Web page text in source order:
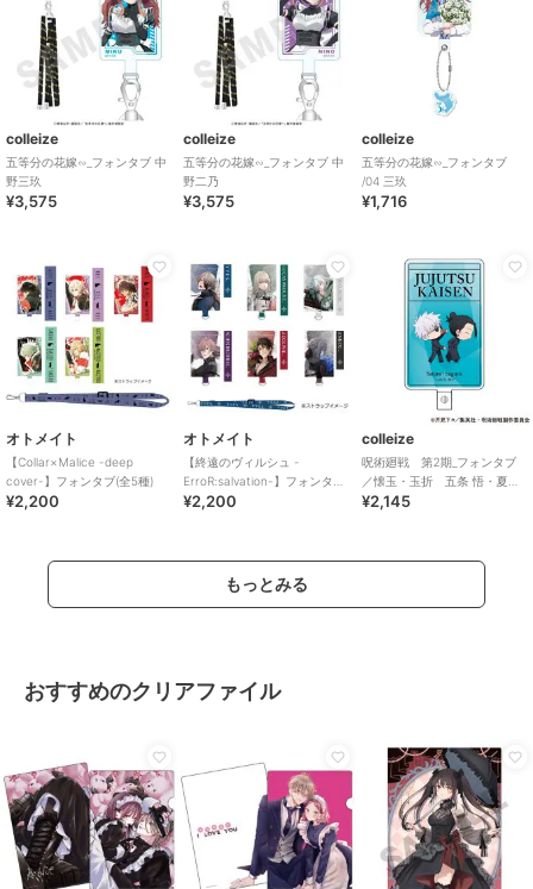
colleize
五等分の花嫁∽_フォンタブ 中
野三玖
¥3,575
colleize
五等分の花嫁∽_フォンタブ 中
野二乃
¥3,575
colleize
五等分の花嫁∽_フォンタブ
/04 三玖
¥1,716
オトメイト
【Collar×Malice -deep
cover-】フォンタブ(全5種)
¥2,200
オトメイト
【終遠のヴィルシュ -
ErroR:salvation-】フォンタブ
(全6種)
¥2,200
colleize
呪術廻戦 第2期_フォンタブ
／懐玉・玉折 五条 悟・夏油
傑 B
¥2,145
もっとみる
おすすめのクリアファイル